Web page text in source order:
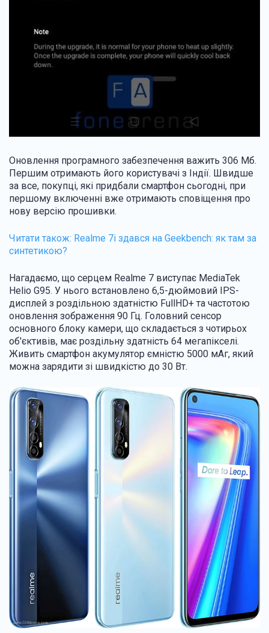
Оновлення програмного забезпечення важить 306 Мб.
Першим отримають його користувачі з Індії. Швидше
за все, покупці, які придбали смартфон сьогодні, при
першому включенні вже отримають сповіщення про
нову версію прошивки.
Читати також: Realme 7i здався на Geekbench: як там за
синтетикою?
Нагадаємо, що серцем Realme 7 виступає MediaTek
Helio G95. У нього встановлено 6,5-дюймовий IPS-
дисплей з роздільною здатністю FullHD+ та частотою
оновлення зображення 90 Гц. Головний сенсор
основного блоку камери, що складається з чотирьох
об'єктивів, має роздільну здатність 64 мегапікселі.
Живить смартфон акумулятор ємністю 5000 мАг, який
можна зарядити зі швидкістю до 30 Вт.